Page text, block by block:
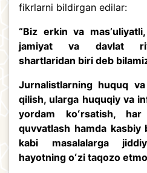
fikrlarni bildirgan edilar:
“Biz erkin va
jamiyat va davlat
shartlaridan biri deb
Jurnalistlarning huquq
qilish, ularga huquqiy va
yordam koʻrsatish, har
quvvatlash hamda kasbiy
kabi masalalarga
hayotning oʻzi taqozo